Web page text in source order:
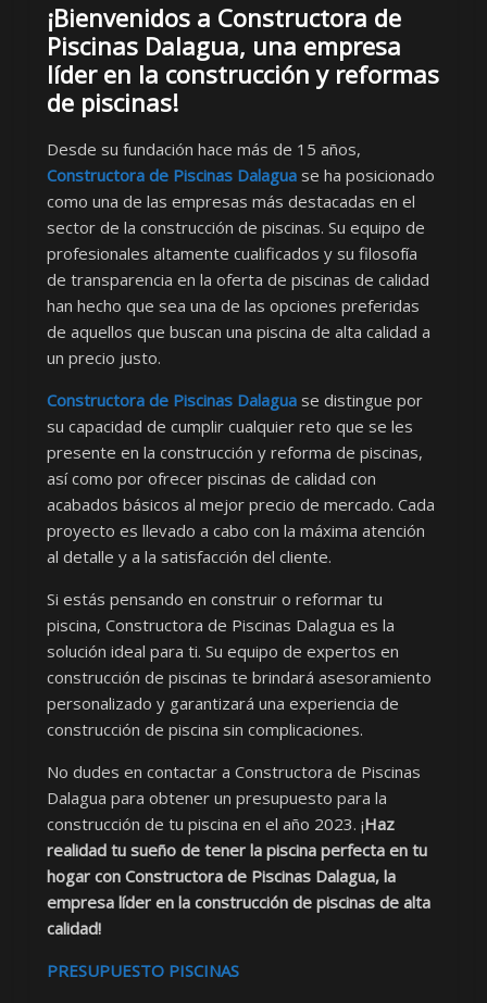
¡Bienvenidos a Constructora de
Piscinas Dalagua, una empresa
líder en la construcción y reformas
de piscinas!
Desde su fundación hace más de 15 años,
Constructora de Piscinas Dalagua se ha posicionado
como una de las empresas más destacadas en el
sector de la construcción de piscinas. Su equipo de
profesionales altamente cualificados y su filosofía
de transparencia en la oferta de piscinas de calidad
han hecho que sea una de las opciones preferidas
de aquellos que buscan una piscina de alta calidad a
un precio justo.
Constructora de Piscinas Dalagua se distingue por
su capacidad de cumplir cualquier reto que se les
presente en la construcción y reforma de piscinas,
así como por ofrecer piscinas de calidad con
acabados básicos al mejor precio de mercado. Cada
proyecto es llevado a cabo con la máxima atención
al detalle y a la satisfacción del cliente.
Si estás pensando en construir o reformar tu
piscina, Constructora de Piscinas Dalagua es la
solución ideal para ti. Su equipo de expertos en
construcción de piscinas te brindará asesoramiento
personalizado y garantizará una experiencia de
construcción de piscina sin complicaciones.
No dudes en contactar a Constructora de Piscinas
Dalagua para obtener un presupuesto para la
construcción de tu piscina en el año 2023. ¡Haz
realidad tu sueño de tener la piscina perfecta en tu
hogar con Constructora de Piscinas Dalagua, la
empresa líder en la construcción de piscinas de alta
calidad!
PRESUPUESTO PISCINAS